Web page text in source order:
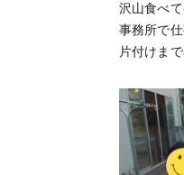
沢山食べ
事務所で
片付けま